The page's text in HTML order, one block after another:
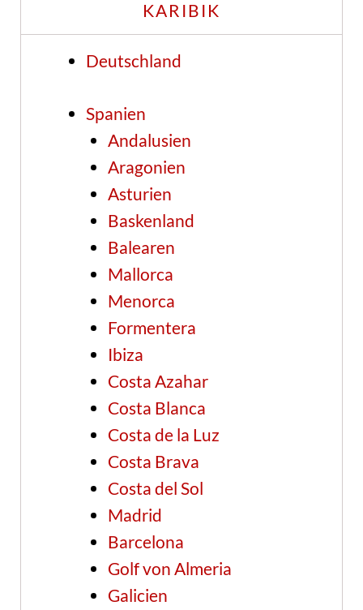
KARIBIK
Deutschland
Spanien
Andalusien
Aragonien
Asturien
Baskenland
Balearen
Mallorca
Menorca
Formentera
Ibiza
Costa Azahar
Costa Blanca
Costa de la Luz
Costa Brava
Costa del Sol
Madrid
Barcelona
Golf von Almeria
Galicien